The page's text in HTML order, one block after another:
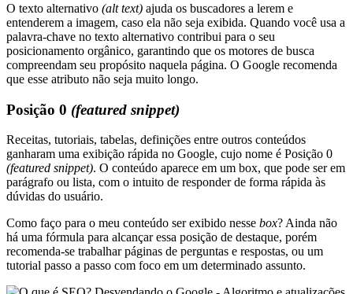
O texto alternativo (alt text) ajuda os buscadores a lerem e
entenderem a imagem, caso ela não seja exibida. Quando você usa a
palavra-chave no texto alternativo contribui para o seu
posicionamento orgânico, garantindo que os motores de busca
compreendam seu propósito naquela página. O Google recomenda
que esse atributo não seja muito longo.
Posição 0 (featured snippet)
Receitas, tutoriais, tabelas, definições entre outros conteúdos
ganharam uma exibição rápida no Google, cujo nome é Posição 0
(featured snippet). O conteúdo aparece em um box, que pode ser em
parágrafo ou lista, com o intuito de responder de forma rápida às
dúvidas do usuário.
Como faço para o meu conteúdo ser exibido nesse box? Ainda não
há uma fórmula para alcançar essa posição de destaque, porém
recomenda-se trabalhar páginas de perguntas e respostas, ou um
tutorial passo a passo com foco em um determinado assunto.